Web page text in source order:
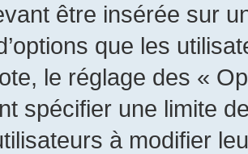
être insérée sur
que les
le réglage des «
spécifier une limite
à modifier